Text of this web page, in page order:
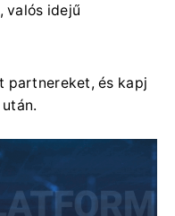
valós idejű
partnereket, és kapj